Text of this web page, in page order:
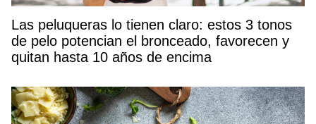
Las peluqueras lo tienen claro: estos 3 tonos
de pelo potencian el bronceado, favorecen y
quitan hasta 10 años de encima